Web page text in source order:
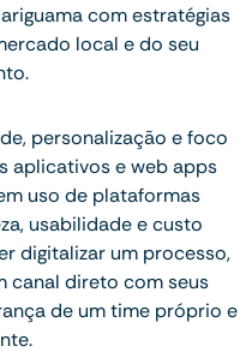
com estratégias
local e do seu
personalização e foco
aplicativos e web apps
uso de plataformas
usabilidade e custo
digitalizar um processo,
canal direto com seus
de um time próprio e